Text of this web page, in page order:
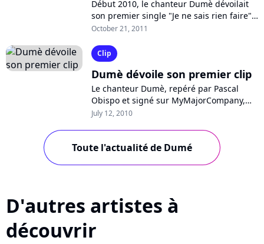
Début 2010, le chanteur Dumè dévoilait
son premier single "Je ne sais rien faire",
signé chez MyMajorCompany, promettant
October 21, 2011
Clip
Dumè dévoile son premier clip
Le chanteur Dumè, repéré par Pascal
Obispo et signé sur MyMajorCompany,
dévoile actuellement le clip de son
July 12, 2010
Toute l'actualité de Dumé
D'autres artistes à
découvrir